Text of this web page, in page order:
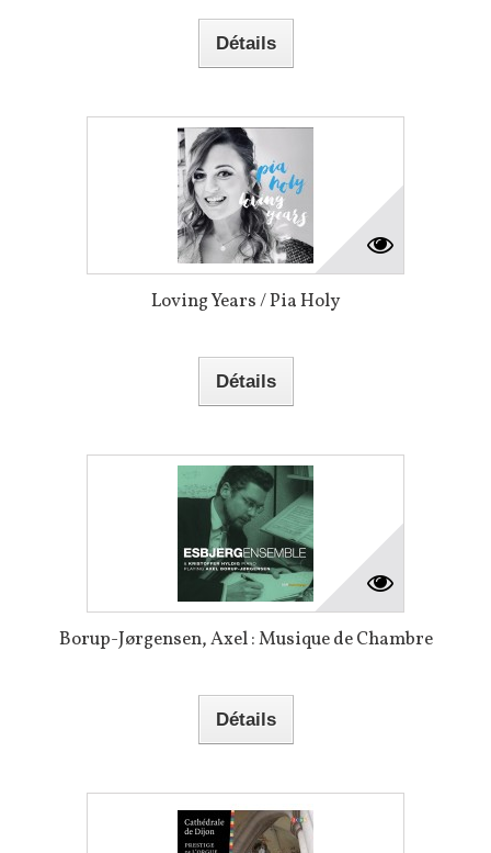
Détails
Loving Years / Pia Holy
Détails
Borup-Jørgensen, Axel : Musique de Chambre
Détails